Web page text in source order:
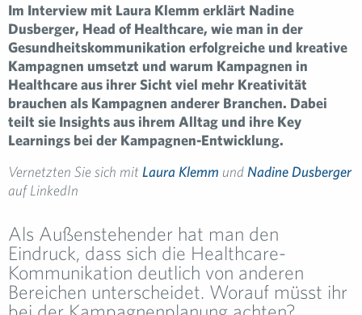
Im Interview mit Laura Klemm erklärt Nadine
Dusberger, Head of Healthcare, wie man in der
Gesundheitskommunikation erfolgreiche und kreative
Kampagnen umsetzt und warum Kampagnen in
Healthcare aus ihrer Sicht viel mehr Kreativität
brauchen als Kampagnen anderer Branchen. Dabei
teilt sie Insights aus ihrem Alltag und ihre Key
Learnings bei der Kampagnen-Entwicklung.
Vernetzten Sie sich mit Laura Klemm und Nadine Dusberger
auf LinkedIn
Als Außenstehender hat man den
Eindruck, dass sich die Healthcare-
Kommunikation deutlich von anderen
Bereichen unterscheidet. Worauf müsst ihr